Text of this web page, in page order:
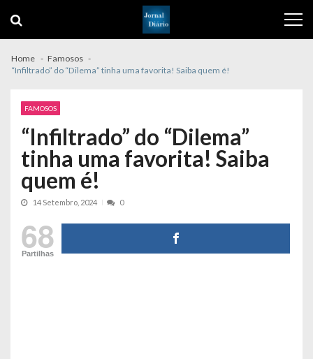
navigation
content
Home
Famosos
“Infiltrado” do “Dilema” tinha uma favorita! Saiba quem é!
FAMOSOS
“Infiltrado” do “Dilema”
tinha uma favorita! Saiba
quem é!
14 Setembro, 2024 0
68
Partilhas